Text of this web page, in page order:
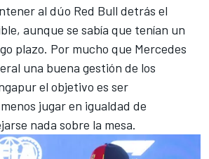
al dúo Red Bull detrás el
aunque se sabía que tenían un
plazo. Por mucho que Mercedes
una buena gestión de los
el objetivo es ser
jugar en igualdad de
nada sobre la mesa.